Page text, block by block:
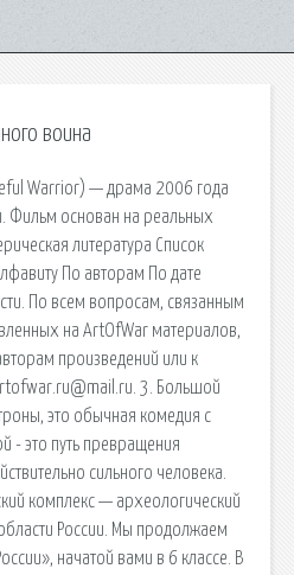
воина
Warrior) — драма 2006 года
Фильм основан на реальных
литература Список
По авторам По дате
По всем вопросам, связанным
на ArtOfWar материалов,
произведений или к
3. Большой
это обычная комедия с
- это путь превращения
сильного человека.
комплекс — археологический
России. Мы продолжаем
начатой вами в 6 классе. В